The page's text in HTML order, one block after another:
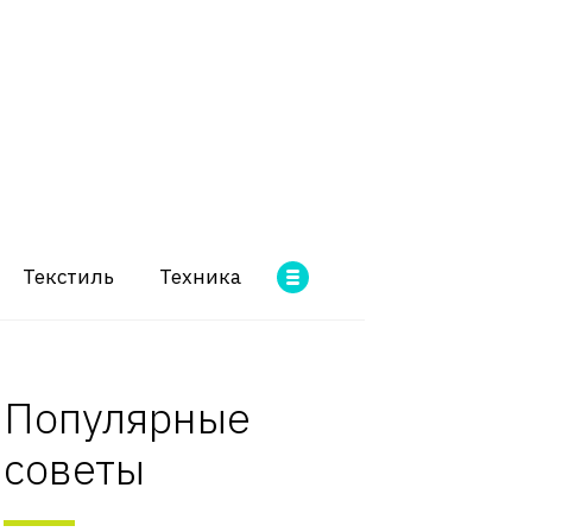
Текстиль Техника
Популярные
советы